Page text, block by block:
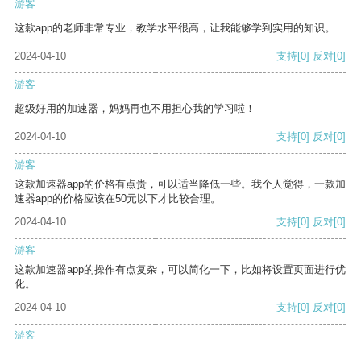
游客
这款app的老师非常专业，教学水平很高，让我能够学到实用的知识。
2024-04-10 支持[0] 反对[0]
游客
超级好用的加速器，妈妈再也不用担心我的学习啦！
2024-04-10 支持[0] 反对[0]
游客
这款加速器app的价格有点贵，可以适当降低一些。我个人觉得，一款加
速器app的价格应该在50元以下才比较合理。
2024-04-10
支持[0] 反对[0]
游客
这款加速器app的操作有点复杂，可以简化一下，比如将设置页面进行优
化。
2024-04-10
支持[0] 反对[0]
游客